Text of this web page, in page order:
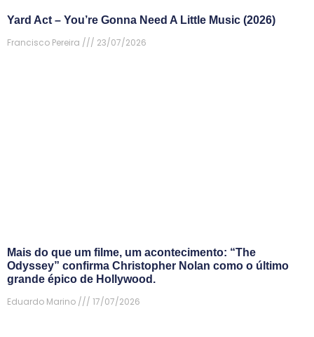
Yard Act – You’re Gonna Need A Little Music (2026)
Francisco Pereira
23/07/2026
Mais do que um filme, um acontecimento: “The
Odyssey” confirma Christopher Nolan como o último
grande épico de Hollywood.
Eduardo Marino
17/07/2026